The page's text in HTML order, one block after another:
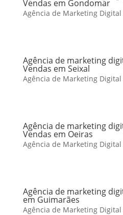
Vendas em Gondomar
Agência de Marketing
Agência de marketing
Vendas em Seixal
Agência de Marketing
Agência de marketing
Vendas em Oeiras
Agência de Marketing
Agência de marketing
em Guimarães
Agência de Marketing